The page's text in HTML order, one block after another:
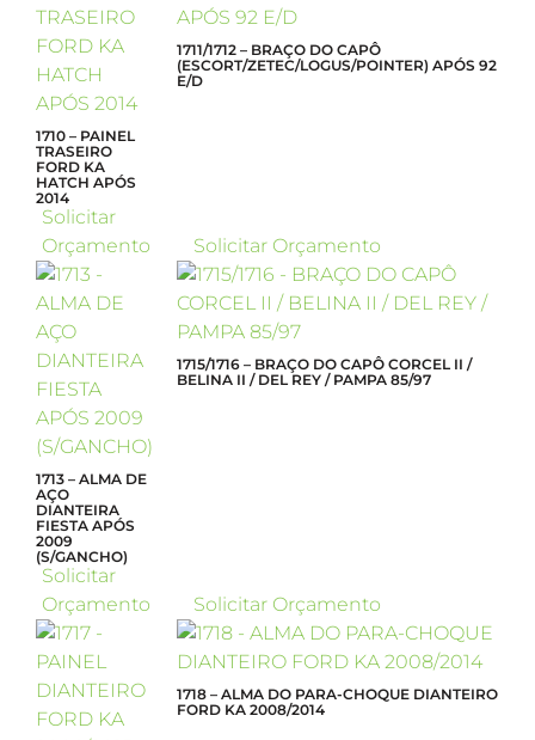
1710 – PAINEL
TRASEIRO
FORD KA
HATCH APÓS
2014
Solicitar
Orçamento
1711/1712 – BRAÇO DO CAPÔ
(ESCORT/ZETEC/LOGUS/POINTER) APÓS 92
E/D
Solicitar Orçamento
1713 – ALMA DE
AÇO
DIANTEIRA
FIESTA APÓS
2009
(S/GANCHO)
Solicitar
Orçamento
1715/1716 – BRAÇO DO CAPÔ CORCEL II /
BELINA II / DEL REY / PAMPA 85/97
Solicitar Orçamento
1718 – ALMA DO PARA-CHOQUE DIANTEIRO
FORD KA 2008/2014